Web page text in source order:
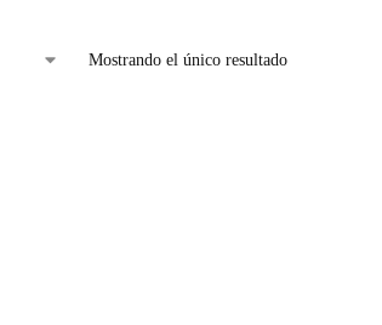
Mostrando el único resultado